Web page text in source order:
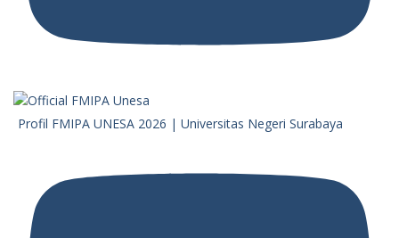
Profil FMIPA UNESA 2026 | Universitas Negeri Surabaya